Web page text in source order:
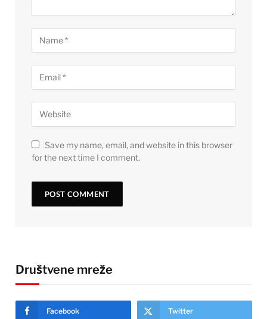
Save my name, email, and website in this browser
for the next time I comment.
Društvene mreže
Facebook Twitter